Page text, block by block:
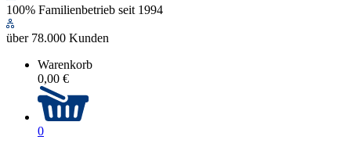
100% Familienbetrieb seit 1994
über 78.000 Kunden
Warenkorb
0,00 €
0